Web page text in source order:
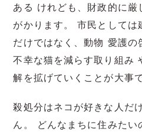
ある けれども、財政的に厳
がかります。 市民としては
だけではなく、動物 愛護の
不幸な猫を減らす取り組み
解を拡げていくことが大事で
殺処分はネコが好きな人だ
ん。 どんなまちに住みたい